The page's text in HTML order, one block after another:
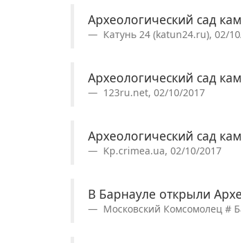
Археологический сад
Катунь 24 (katun24.ru), 02/
Археологический сад
123ru.net, 02/10/2017
Археологический сад
Kp.crimea.ua, 02/10/2017
В Барнауле открыли
Московский Комсомолец #